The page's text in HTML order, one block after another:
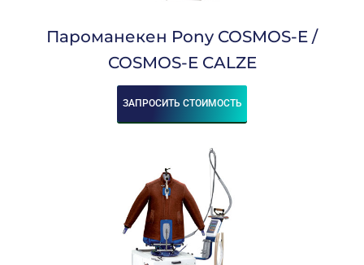
Пароманекен Pony COSMOS-E /
COSMOS-E CALZE
ЗАПРОСИТЬ СТОИМОСТЬ